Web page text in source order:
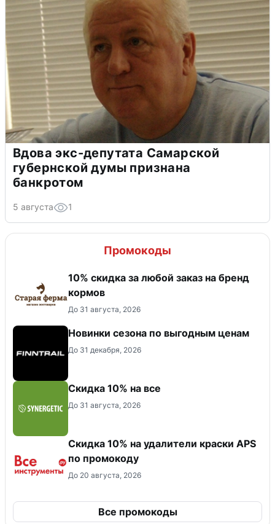
Вдова экс-депутата Самарской
губернской думы признана
банкротом
5 августа 1
Промокоды
10% скидка за любой заказ на бренд
кормов
До 31 августа, 2026
Новинки сезона по выгодным ценам
До 31 декабря, 2026
Скидка 10% на все
До 31 августа, 2026
Скидка 10% на удалители краски APS
по промокоду
До 20 августа, 2026
Все промокоды